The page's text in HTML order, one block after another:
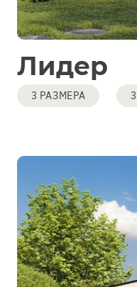
Лидер
3 РАЗМЕРА